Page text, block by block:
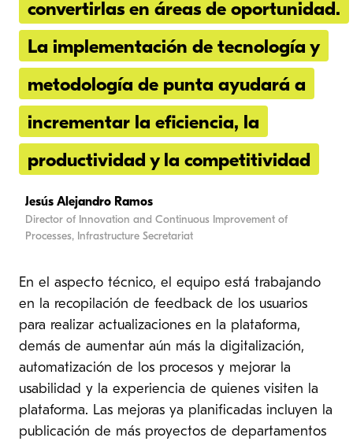
convertirlas en áreas de oportunidad.
La implementación de tecnología y
metodología de punta ayudará a
incrementar la eficiencia, la
productividad y la competitividad
Jesús Alejandro Ramos
Director of Innovation and Continuous Improvement of
Processes, Infrastructure Secretariat
En el aspecto técnico, el equipo está trabajando
en la recopilación de feedback de los usuarios
para realizar actualizaciones en la plataforma,
demás de aumentar aún más la digitalización,
automatización de los procesos y mejorar la
usabilidad y la experiencia de quienes visiten la
plataforma. Las mejoras ya planificadas incluyen la
publicación de más proyectos de departamentos